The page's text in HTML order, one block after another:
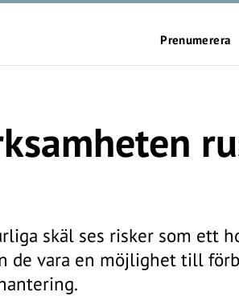
Prenumerera
skäl ses risker som ett
de vara en möjlighet till